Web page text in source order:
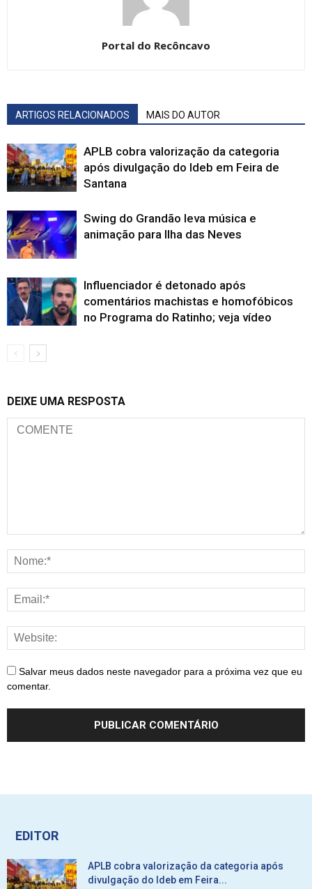
Portal do Recôncavo
ARTIGOS RELACIONADOS MAIS DO AUTOR
APLB cobra valorização da categoria
após divulgação do Ideb em Feira de
Santana
Swing do Grandão leva música e
animação para Ilha das Neves
Influenciador é detonado após
comentários machistas e homofóbicos
no Programa do Ratinho; veja vídeo
DEIXE UMA RESPOSTA
Salvar meus dados neste navegador para a próxima vez que eu
comentar.
EDITOR
APLB cobra valorização da categoria após
divulgação do Ideb em Feira...